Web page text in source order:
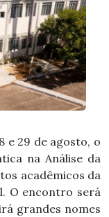
e 29 de agosto, o
na Análise da
acadêmicos da
O encontro será
grandes nomes